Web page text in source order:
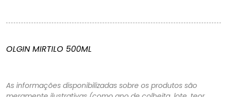
OLGIN MIRTILO 500ML
As informações disponibilizadas sobre os produtos são